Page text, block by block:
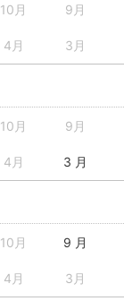
10月 9月
4月 3月
10月 9月
4月 3 月
10月 9 月
4月 3月